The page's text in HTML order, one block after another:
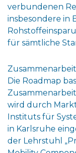
verbundenen
insbesondere in
für sämtliche
Die Roadmap
wird durch
Instituts für
in Karlsruhe
der Lehrstuhl